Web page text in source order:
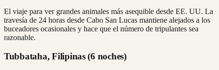
El viaje para ver grandes animales más asequible desde EE. UU. La
travesía de 24 horas desde Cabo San Lucas mantiene alejados a los
buceadores ocasionales y hace que el número de tripulantes sea
razonable.
Tubbataha, Filipinas (6 noches)